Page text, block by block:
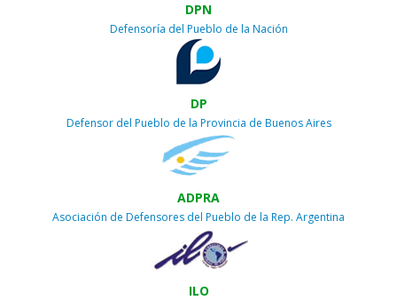
DPN
Defensoría del Pueblo de la Nación
DP
Defensor del Pueblo de la Provincia de Buenos Aires
ADPRA
Asociación de Defensores del Pueblo de la Rep. Argentina
ILO